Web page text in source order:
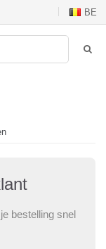
BE
bestelling snel